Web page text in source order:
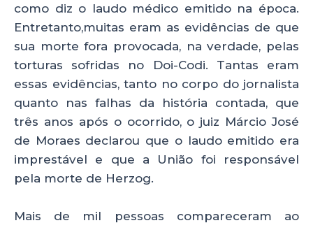
como diz o laudo médico emitido na época.
Entretanto,muitas eram as evidências de que
sua morte fora provocada, na verdade, pelas
torturas sofridas no Doi-Codi. Tantas eram
essas evidências, tanto no corpo do jornalista
quanto nas falhas da história contada, que
três anos após o ocorrido, o juiz Márcio José
de Moraes declarou que o laudo emitido era
imprestável e que a União foi responsável
pela morte de Herzog.
Mais de mil pessoas compareceram ao